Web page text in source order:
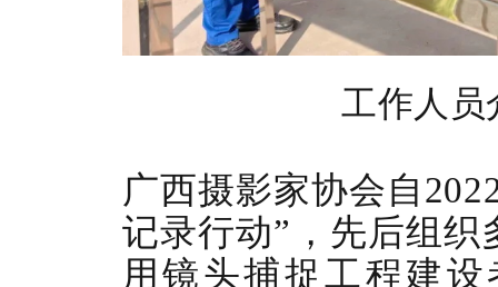
工作人员
广西摄影家协会自
记录行动”，先后组
用镜头捕捉工程建